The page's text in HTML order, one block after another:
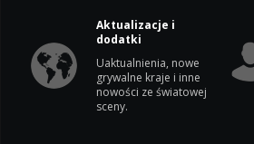
Aktualizacje i
dodatki
Uaktualnienia, nowe
grywalne kraje i inne
nowości ze światowej
sceny.